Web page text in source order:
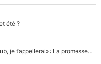
été ?
Mercato - OM - «Dès que je prends un club, je t’appellerai» : La promesse de Marcelino au moment de claquer la porte